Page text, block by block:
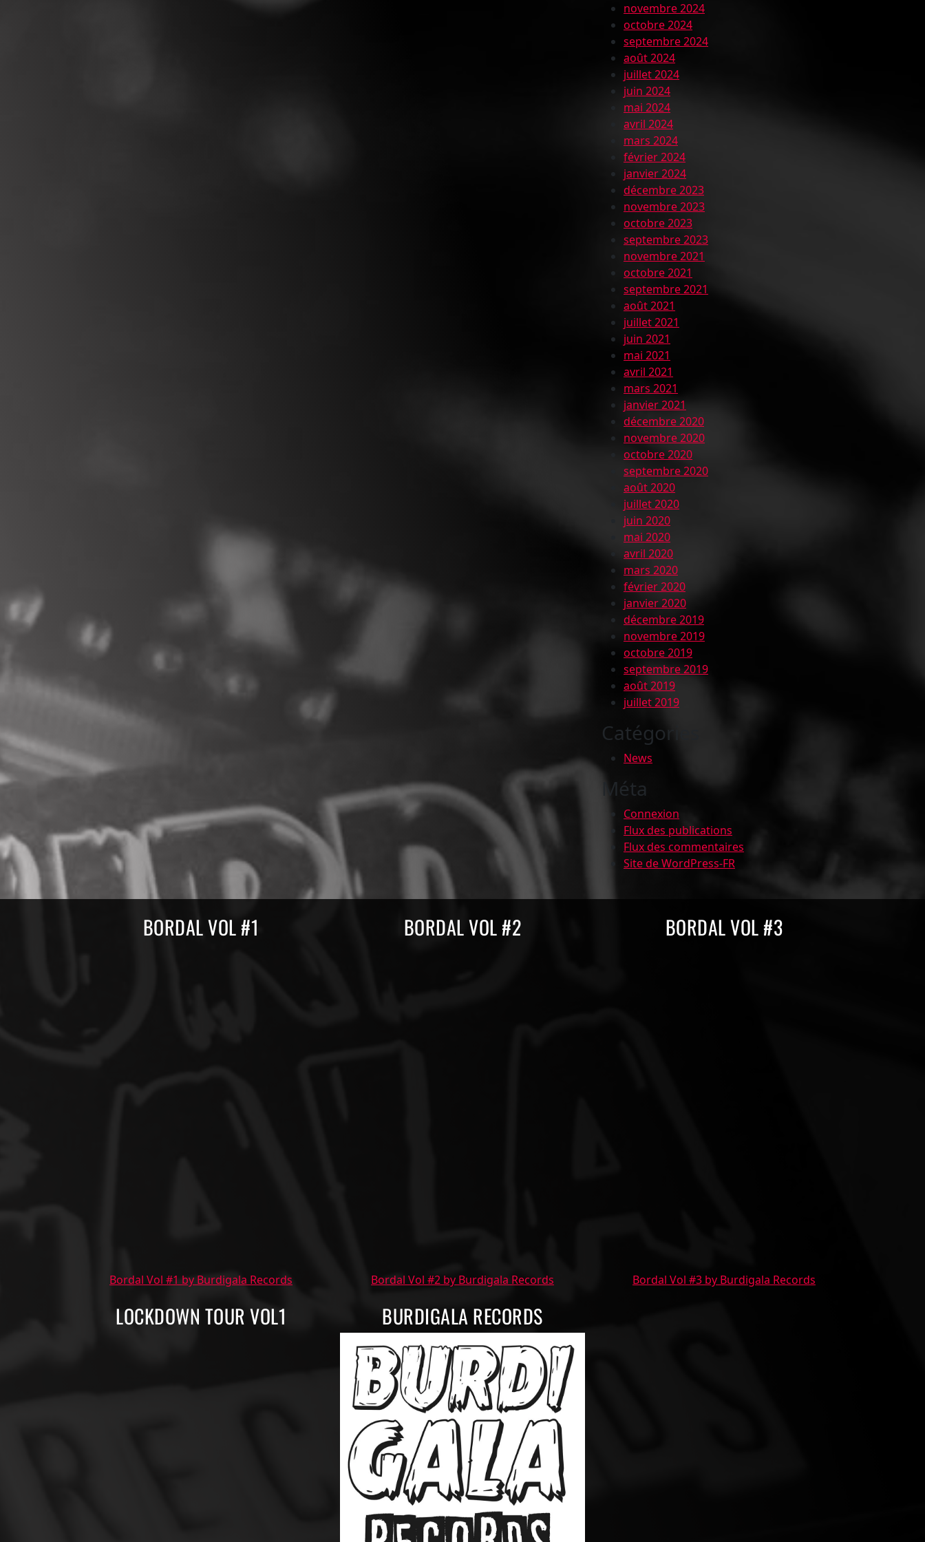
novembre 2024
octobre 2024
septembre 2024
août 2024
juillet 2024
juin 2024
mai 2024
avril 2024
mars 2024
février 2024
janvier 2024
décembre 2023
novembre 2023
octobre 2023
septembre 2023
novembre 2021
octobre 2021
septembre 2021
août 2021
juillet 2021
juin 2021
mai 2021
avril 2021
mars 2021
janvier 2021
décembre 2020
novembre 2020
octobre 2020
septembre 2020
août 2020
juillet 2020
juin 2020
mai 2020
avril 2020
mars 2020
février 2020
janvier 2020
décembre 2019
novembre 2019
octobre 2019
septembre 2019
août 2019
juillet 2019
Catégories
News
Méta
Connexion
Flux des publications
Flux des commentaires
Site de WordPress-FR
Compilations Burdigala Records
BORDAL VOL #1
Bordal Vol #1 by Burdigala Records
BORDAL VOL #2
Bordal Vol #2 by Burdigala Records
BORDAL VOL #3
Bordal Vol #3 by Burdigala Records
LOCKDOWN TOUR VOL1 BURDIGALA RECORDS